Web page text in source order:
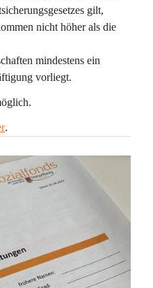
gilt,
nicht höher als die
mindestens ein
vorliegt.
.